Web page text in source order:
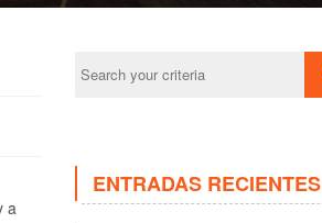
a
ENTRADAS RECIENTES